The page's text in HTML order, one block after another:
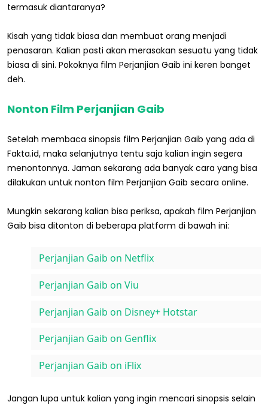
termasuk diantaranya?
Kisah yang tidak biasa dan membuat orang menjadi
penasaran. Kalian pasti akan merasakan sesuatu yang tidak
biasa di sini. Pokoknya film Perjanjian Gaib ini keren banget
deh.
Nonton Film Perjanjian Gaib
Setelah membaca sinopsis film Perjanjian Gaib yang ada di
Fakta.id, maka selanjutnya tentu saja kalian ingin segera
menontonnya. Jaman sekarang ada banyak cara yang bisa
dilakukan untuk nonton film Perjanjian Gaib secara online.
Mungkin sekarang kalian bisa periksa, apakah film Perjanjian
Gaib bisa ditonton di beberapa platform di bawah ini:
Perjanjian Gaib on Netflix
Perjanjian Gaib on Viu
Perjanjian Gaib on Disney+ Hotstar
Perjanjian Gaib on Genflix
Perjanjian Gaib on iFlix
Jangan lupa untuk kalian yang ingin mencari sinopsis selain